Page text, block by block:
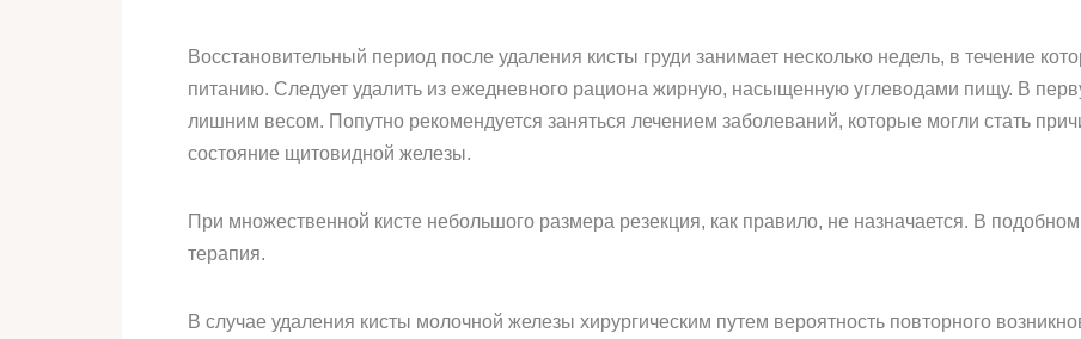
Восстановительный период после удаления кисты груди занимает несколько недель, в течение
питанию. Следует удалить из ежедневного рациона жирную, насыщенную углеводами пищу. В
лишним весом. Попутно рекомендуется заняться лечением заболеваний, которые могли стать
состояние щитовидной железы.
При множественной кисте небольшого размера резекция, как правило, не назначается. В
терапия.
В случае удаления кисты молочной железы хирургическим путем вероятность повторного